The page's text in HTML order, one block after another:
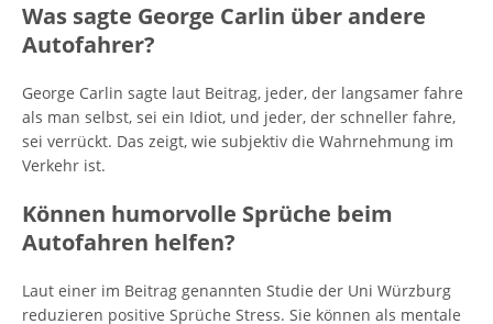
Was sagte George Carlin über andere
Autofahrer?
George Carlin sagte laut Beitrag, jeder, der langsamer fahre
als man selbst, sei ein Idiot, und jeder, der schneller fahre,
sei verrückt. Das zeigt, wie subjektiv die Wahrnehmung im
Verkehr ist.
Können humorvolle Sprüche beim
Autofahren helfen?
Laut einer im Beitrag genannten Studie der Uni Würzburg
reduzieren positive Sprüche Stress. Sie können als mentale